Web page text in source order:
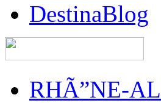
DestinaBlog
RHÃ”NE-